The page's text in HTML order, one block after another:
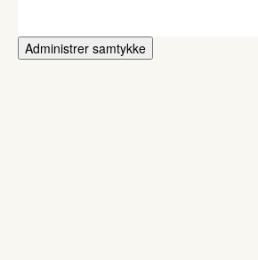
Administrer samtykke